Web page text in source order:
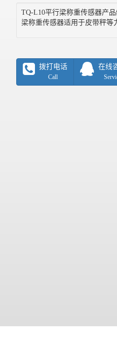
TQ-L10平行梁称重传感器产
梁称重传感器适用于皮带秤等
拨打电话
Call
在线